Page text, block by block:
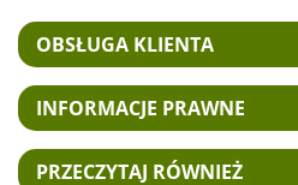
OBSŁUGA KLIENTA
INFORMACJE PRAWNE
PRZECZYTAJ RÓWNIEŻ